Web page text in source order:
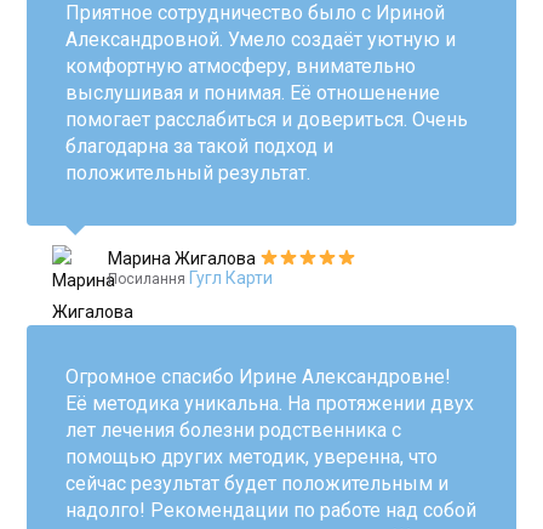
Приятное сотрудничество было с Ириной
Александровной. Умело создаёт уютную и
комфортную атмосферу, внимательно
выслушивая и понимая. Её отношенение
помогает расслабиться и довериться. Очень
благодарна за такой подход и
положительный результат.
Марина Жигалова
Посилання Гугл Карти
Огромное спасибо Ирине Александровне!
Её методика уникальна. На протяжении двух
лет лечения болезни родственника с
помощью других методик, уверенна, что
сейчас результат будет положительным и
надолго! Рекомендации по работе над собой